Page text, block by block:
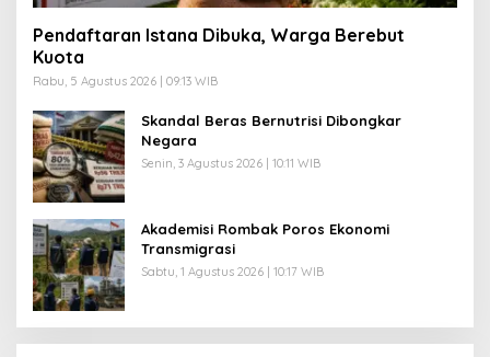
Pendaftaran Istana Dibuka, Warga Berebut
Kuota
Rabu, 5 Agustus 2026 | 09:13 WIB
Skandal Beras Bernutrisi Dibongkar
Negara
Senin, 3 Agustus 2026 | 10:11 WIB
Akademisi Rombak Poros Ekonomi
Transmigrasi
Sabtu, 1 Agustus 2026 | 10:17 WIB